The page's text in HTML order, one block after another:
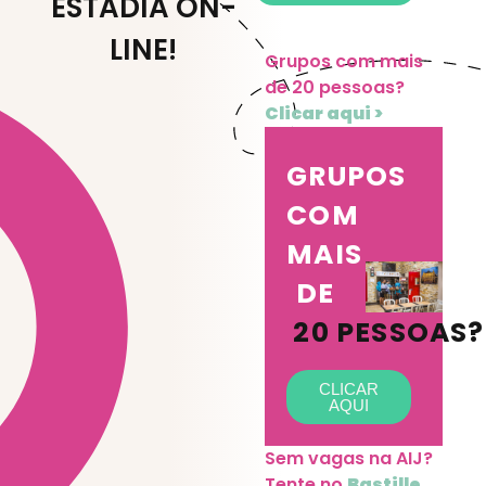
LINE!
Grupos com mais
de 20 pessoas?
Clicar aqui >
GRUPOS
COM
MAIS
DE
20 PESSOAS?
CLICAR
AQUI
Sem vagas na AIJ?